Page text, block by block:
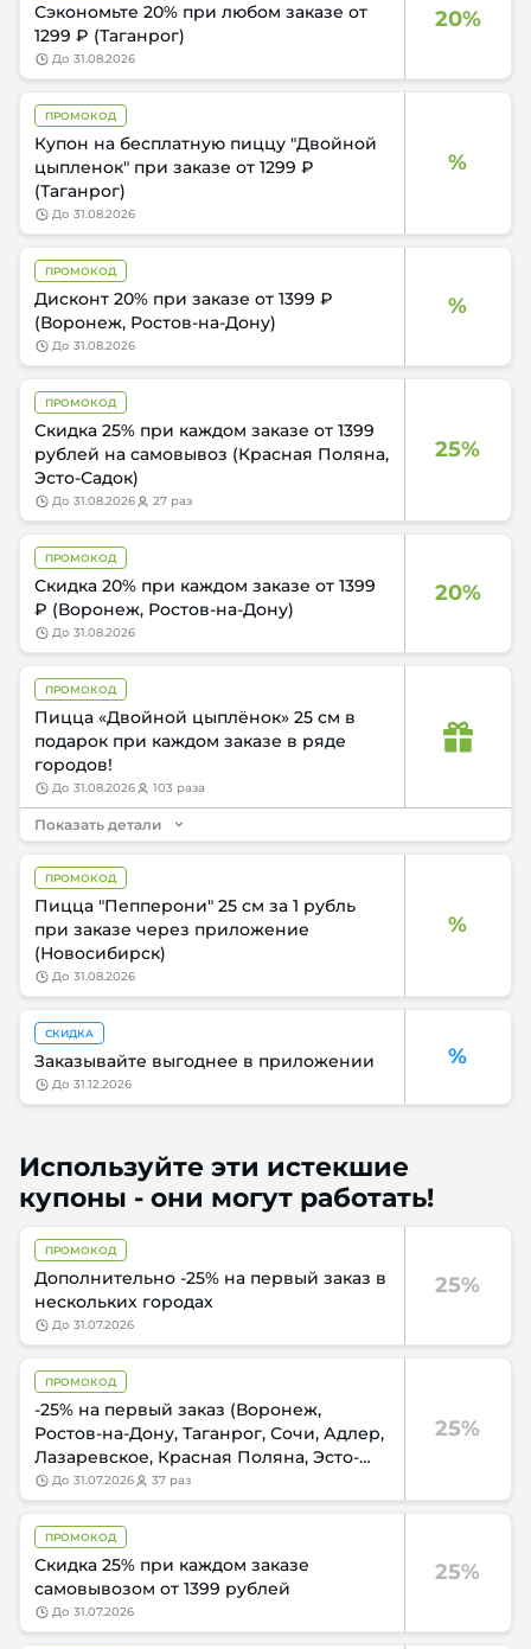
20%
Сэкономьте 20% при любом заказе от
1299 ₽ (Таганрог)
до 31.08.2026
%
ПРОМОКОД
Купон на бесплатную пиццу "Двойной
цыпленок" при заказе от 1299 ₽
(Таганрог)
до 31.08.2026
%
ПРОМОКОД
Дисконт 20% при заказе от 1399 ₽
(Воронеж, Ростов-на-Дону)
до 31.08.2026
25%
ПРОМОКОД
Скидка 25% при каждом заказе от 1399
рублей на самовывоз (Красная Поляна,
Эсто-Садок)
до 31.08.2026 27 раз
20%
ПРОМОКОД
Скидка 20% при каждом заказе от 1399
₽ (Воронеж, Ростов-на-Дону)
до 31.08.2026
ПРОМОКОД
Пицца «Двойной цыплёнок» 25 см в
подарок при каждом заказе в ряде
городов!
до 31.08.2026 103 раза
Показать детали
%
ПРОМОКОД
Пицца "Пепперони" 25 см за 1 рубль
при заказе через приложение
(Новосибирск)
до 31.08.2026
%
СКИДКА
Заказывайте выгоднее в приложении
до 31.12.2026
Используйте эти истекшие
купоны - они могут работать!
25%
ПРОМОКОД
Дополнительно -25% на первый заказ в
нескольких городах
до 31.07.2026
25%
ПРОМОКОД
-25% на первый заказ (Воронеж,
Ростов-на-Дону, Таганрог, Сочи, Адлер,
Лазаревское, Красная Поляна, Эсто-
Садок)
до 31.07.2026 37 раз
25%
ПРОМОКОД
Скидка 25% при каждом заказе
самовывозом от 1399 рублей
до 31.07.2026